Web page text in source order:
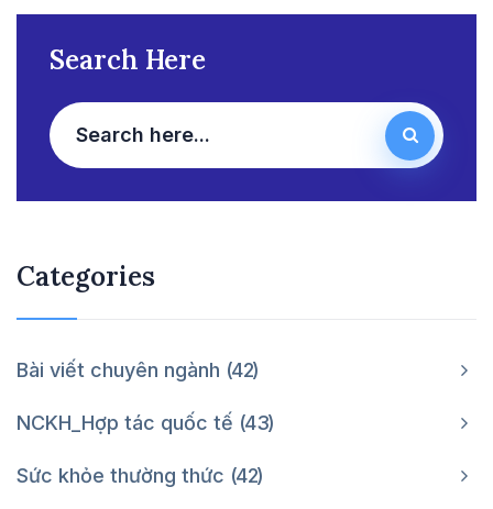
Search Here
Categories
Bài viết chuyên ngành 42
NCKH_Hợp tác quốc tế 43
Sức khỏe thường thức 42